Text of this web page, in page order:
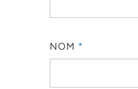
NOM *